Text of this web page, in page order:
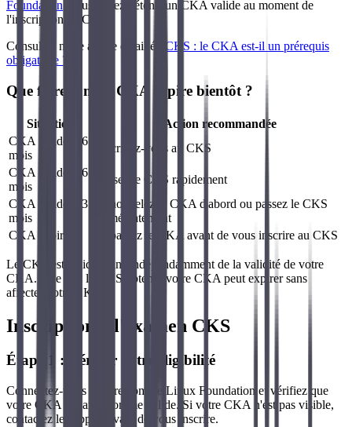
Foundation , vous devez détenir un CKA valide au moment de
l'inscription au CKS.
Consultez notre article détaillé :
CKS : le CKA est-il un prérequis
obligatoire ?
Que faire si mon CKA expire bientôt ?
Situation
Action recommandée
CKA valide > 6
mois
Inscrivez-vous au CKS
CKA valide 3-6
mois
Passez le CKS rapidement
CKA valide < 3
mois
Renouvelez le CKA d'abord ou passez le CKS
immédiatement
CKA expiré
Repassez le CKA avant de vous inscrire au CKS
Le CKS est valide 2 ans indépendamment de la validité de votre
CKA. Une fois le CKS obtenu, votre CKA peut expirer sans
affecter votre CKS.
Inscription à l'examen CKS
Étape 1 : Vérifier votre éligibilité
Connectez-vous à votre compte Linux Foundation et vérifiez que
votre CKA apparaît comme valide. Si votre CKA n'est pas visible,
contactez le support avant de vous inscrire.